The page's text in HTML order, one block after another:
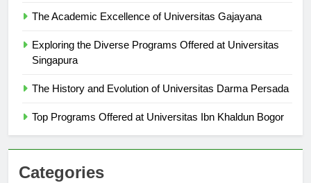
Exploring the Diverse Programs Offered at Universitas